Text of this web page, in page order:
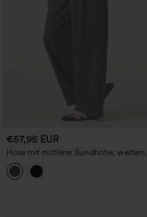
€57,95 EUR
Hose mit mittlerer Bundhöhe, weitem,
lässigem Schnitt, leinenähnlichem Griff
und Taschen